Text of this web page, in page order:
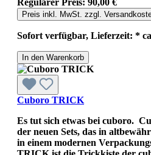
Preis inkl. MwSt. zzgl.
Sofort verfügbar, Lieferzeit: *
In den Warenkorb
Cuboro TRICK
Es tut sich etwas bei cuboro.
der neuen Sets, das in
in einem modernen